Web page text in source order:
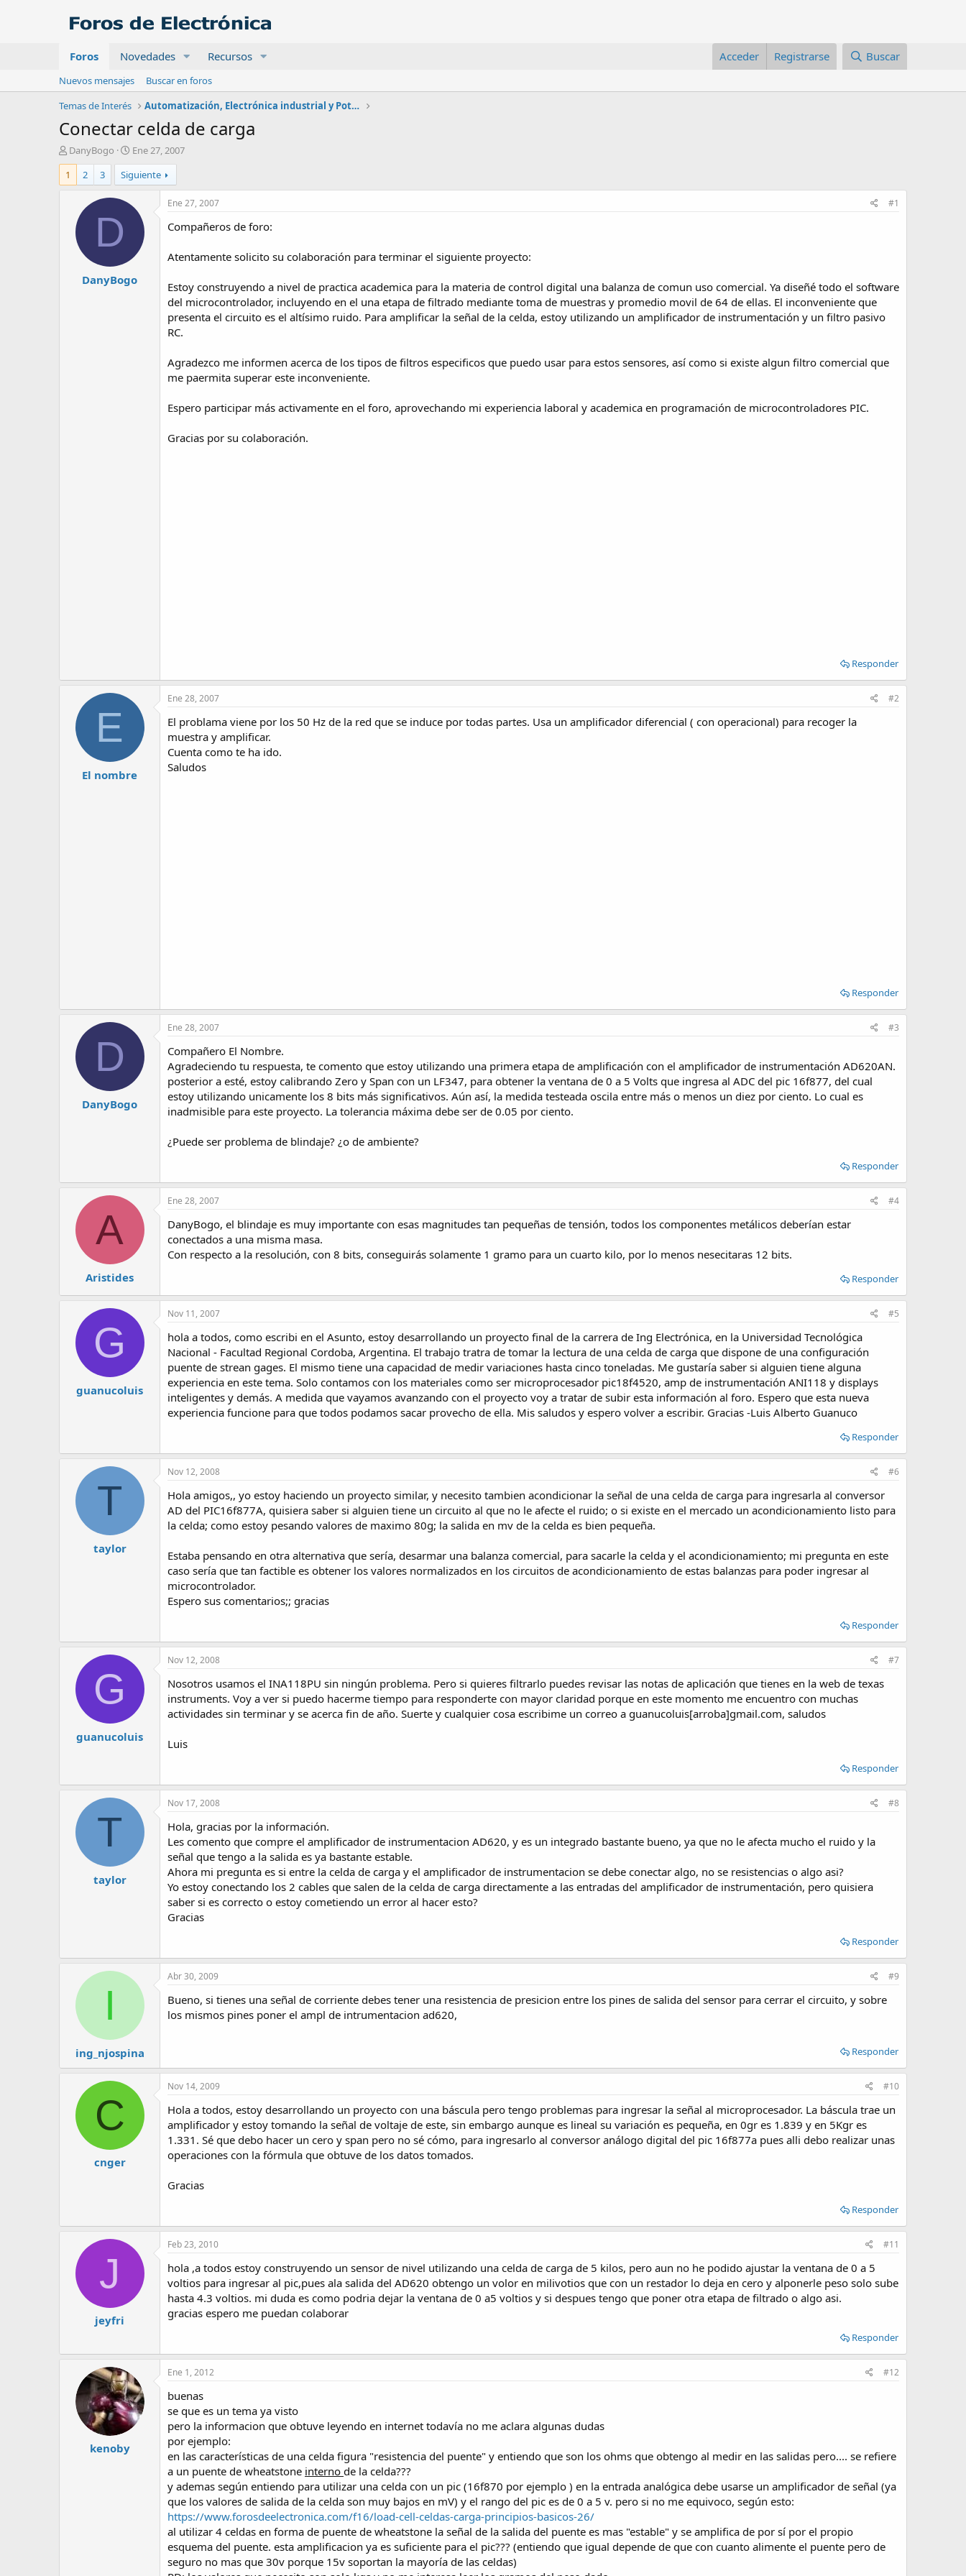
Foros Novedades Recursos Acceder Registrarse Buscar
Nuevos mensajes
Buscar en foros
Temas de Interés
Automatización, Electrónica industrial y Potencia
Conectar celda de carga
A
u
t
o
DanyBogo
F
e
c
h
d
n
c
Ene 27, 2007
1
2 3 Siguiente
D
DanyBogo
Ene 27, 2007 #1
Compañeros de foro:
Atentamente solicito su colaboración para terminar el siguiente proyecto:
Estoy construyendo a nivel de practica academica para la materia de control digital una balanza de comun uso comercial. Ya diseñé todo el software
del microcontrolador, incluyendo en el una etapa de filtrado mediante toma de muestras y promedio movil de 64 de ellas. El inconveniente que
presenta el circuito es el altísimo ruido. Para amplificar la señal de la celda, estoy utilizando un amplificador de instrumentación y un filtro pasivo
RC.
Agradezco me informen acerca de los tipos de filtros especificos que puedo usar para estos sensores, así como si existe algun filtro comercial que
me paermita superar este inconveniente.
Espero participar más activamente en el foro, aprovechando mi experiencia laboral y academica en programación de microcontroladores PIC.
Gracias por su colaboración.
Responder
E
El nombre
Ene 28, 2007 #2
El problama viene por los 50 Hz de la red que se induce por todas partes. Usa un amplificador diferencial ( con operacional) para recoger la
muestra y amplificar.
Cuenta como te ha ido.
Saludos
Responder
D
DanyBogo
Ene 28, 2007 #3
Compañero El Nombre.
Agradeciendo tu respuesta, te comento que estoy utilizando una primera etapa de amplificación con el amplificador de instrumentación AD620AN.
posterior a esté, estoy calibrando Zero y Span con un LF347, para obtener la ventana de 0 a 5 Volts que ingresa al ADC del pic 16f877, del cual
estoy utilizando unicamente los 8 bits más significativos. Aún así, la medida testeada oscila entre más o menos un diez por ciento. Lo cual es
inadmisible para este proyecto. La tolerancia máxima debe ser de 0.05 por ciento.
¿Puede ser problema de blindaje? ¿o de ambiente?
Responder
A
Aristides
Ene 28, 2007 #4
DanyBogo, el blindaje es muy importante con esas magnitudes tan pequeñas de tensión, todos los componentes metálicos deberían estar
conectados a una misma masa.
Con respecto a la resolución, con 8 bits, conseguirás solamente 1 gramo para un cuarto kilo, por lo menos nesecitaras 12 bits.
Responder
G
guanucoluis
Nov 11, 2007 #5
hola a todos, como escribi en el Asunto, estoy desarrollando un proyecto final de la carrera de Ing Electrónica, en la Universidad Tecnológica
Nacional - Facultad Regional Cordoba, Argentina. El trabajo tratra de tomar la lectura de una celda de carga que dispone de una configuración
puente de strean gages. El mismo tiene una capacidad de medir variaciones hasta cinco toneladas. Me gustaría saber si alguien tiene alguna
experiencia en este tema. Solo contamos con los materiales como ser microprocesador pic18f4520, amp de instrumentación ANI118 y displays
inteligentes y demás. A medida que vayamos avanzando con el proyecto voy a tratar de subir esta información al foro. Espero que esta nueva
experiencia funcione para que todos podamos sacar provecho de ella. Mis saludos y espero volver a escribir. Gracias -Luis Alberto Guanuco
Responder
T
taylor
Nov 12, 2008 #6
Hola amigos,, yo estoy haciendo un proyecto similar, y necesito tambien acondicionar la señal de una celda de carga para ingresarla al conversor
AD del PIC16f877A, quisiera saber si alguien tiene un circuito al que no le afecte el ruido; o si existe en el mercado un acondicionamiento listo para
la celda; como estoy pesando valores de maximo 80g; la salida en mv de la celda es bien pequeña.
Estaba pensando en otra alternativa que sería, desarmar una balanza comercial, para sacarle la celda y el acondicionamiento; mi pregunta en este
caso sería que tan factible es obtener los valores normalizados en los circuitos de acondicionamiento de estas balanzas para poder ingresar al
microcontrolador.
Espero sus comentarios;; gracias
Responder
G
guanucoluis
Nov 12, 2008 #7
Nosotros usamos el INA118PU sin ningún problema. Pero si quieres filtrarlo puedes revisar las notas de aplicación que tienes en la web de texas
instruments. Voy a ver si puedo hacerme tiempo para responderte con mayor claridad porque en este momento me encuentro con muchas
actividades sin terminar y se acerca fin de año. Suerte y cualquier cosa escribime un correo a guanucoluis[arroba]gmail.com, saludos
Luis
Responder
T
taylor
Nov 17, 2008 #8
Hola, gracias por la información.
Les comento que compre el amplificador de instrumentacion AD620, y es un integrado bastante bueno, ya que no le afecta mucho el ruido y la
señal que tengo a la salida es ya bastante estable.
Ahora mi pregunta es si entre la celda de carga y el amplificador de instrumentacion se debe conectar algo, no se resistencias o algo asi?
Yo estoy conectando los 2 cables que salen de la celda de carga directamente a las entradas del amplificador de instrumentación, pero quisiera
saber si es correcto o estoy cometiendo un error al hacer esto?
Gracias
Responder
I
ing_njospina
Abr 30, 2009 #9
Bueno, si tienes una señal de corriente debes tener una resistencia de presicion entre los pines de salida del sensor para cerrar el circuito, y sobre
los mismos pines poner el ampl de intrumentacion ad620,
Responder
C
cnger
Nov 14, 2009 #10
Hola a todos, estoy desarrollando un proyecto con una báscula pero tengo problemas para ingresar la señal al microprocesador. La báscula trae un
amplificador y estoy tomando la señal de voltaje de este, sin embargo aunque es lineal su variación es pequeña, en 0gr es 1.839 y en 5Kgr es
1.331. Sé que debo hacer un cero y span pero no sé cómo, para ingresarlo al conversor análogo digital del pic 16f877a pues alli debo realizar unas
operaciones con la fórmula que obtuve de los datos tomados.
Gracias
Responder
J
jeyfri
Feb 23, 2010 #11
hola ,a todos estoy construyendo un sensor de nivel utilizando una celda de carga de 5 kilos, pero aun no he podido ajustar la ventana de 0 a 5
voltios para ingresar al pic,pues ala salida del AD620 obtengo un volor en milivotios que con un restador lo deja en cero y alponerle peso solo sube
hasta 4.3 voltios. mi duda es como podria dejar la ventana de 0 a5 voltios y si despues tengo que poner otra etapa de filtrado o algo asi.
gracias espero me puedan colaborar
Responder
kenoby
Ene 1, 2012 #12
buenas
se que es un tema ya visto
pero la informacion que obtuve leyendo en internet todavía no me aclara algunas dudas
por ejemplo:
en las características de una celda figura "resistencia del puente" y entiendo que son los ohms que obtengo al medir en las salidas pero.... se refiere
a un puente de wheatstone interno de la celda???
y ademas según entiendo para utilizar una celda con un pic (16f870 por ejemplo ) en la entrada analógica debe usarse un amplificador de señal (ya
que los valores de salida de la celda son muy bajos en mV) y el rango del pic es de 0 a 5 v. pero si no me equivoco, según esto:
https://www.forosdeelectronica.com/f16/load-cell-celdas-carga-principios-basicos-26/
al utilizar 4 celdas en forma de puente de wheatstone la señal de la salida del puente es mas "estable" y se amplifica de por sí por el propio
esquema del puente. esta amplificacion ya es suficiente para el pic??? (entiendo que igual depende de que con cuanto alimente el puente pero de
seguro no mas que 30v porque 15v soportan la mayoría de las celdas)